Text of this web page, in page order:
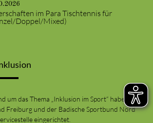
im Para Tischtennis für
Doppel/Mixed)
um das Thema „Inklusion im Sport“ haben der
Freiburg und der Badische Sportbund Nord
eingerichtet.